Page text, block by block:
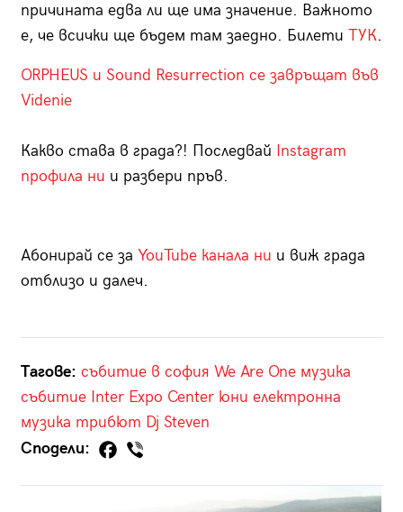
причината едва ли ще има значение. Важното
е, че всички ще бъдем там заедно. Билети ТУК.
ORPHEUS и Sound Resurrection се завръщат във
Videnie
Какво става в града?! Последвай Instagram
профила ни и разбери пръв.
Абонирай се за YouTube канала ни и виж града
отблизо и далеч.
Тагове: събитие в софия We Are One музика
събитие Inter Expo Center юни електронна
музика трибют Dj Steven
Сподели: